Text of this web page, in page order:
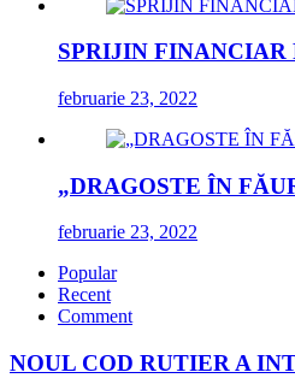
SPRIJIN
februarie 23, 2022
„DRAGOSTE ÎN
februarie 23, 2022
Popular
Recent
Comment
NOUL COD RUTIER A